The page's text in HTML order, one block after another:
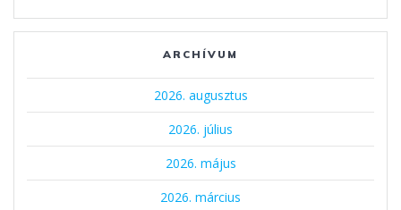
ARCHÍVUM
2026. augusztus
2026. július
2026. május
2026. március